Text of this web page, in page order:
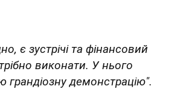
є зустрічі та фінансовий
виконати. У нього
грандіозну демонстрацію".